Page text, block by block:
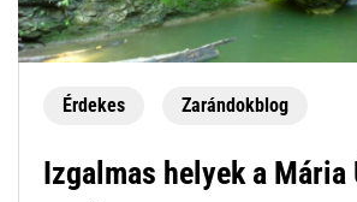
Érdekes Zarándokblog
Izgalmas helyek a Mária